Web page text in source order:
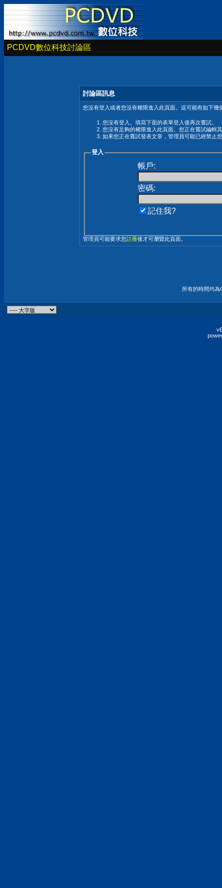
PCDVD數位科技討論區
討論區訊息
您沒有登入或者您沒有權限進入此頁面。這可能有如下幾
您沒有登入。填寫下面的表單登入後再次嘗試。
您沒有足夠的權限進入此頁面。您正在嘗試編輯
如果您正在嘗試發表文章，管理員可能已經禁止
登入
帳戶:
密碼:
記住我?
管理員可能要求您註冊後才可瀏覽此頁面。
所有的時間均為